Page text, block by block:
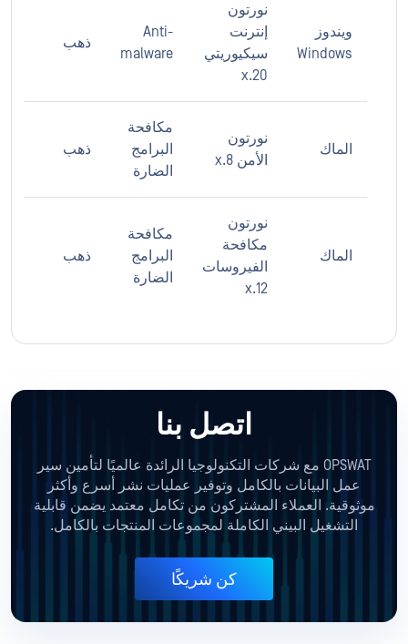
ويندوز
Windows
نورتون
إنترنت
سيكيوريتي
20.x
Anti-
malware
ذهب
الماك
نورتون
الأمن 8.x
مكافحة
البرامج
الضارة
ذهب
الماك
نورتون
مكافحة
الفيروسات
12.x
مكافحة
البرامج
الضارة
ذهب
اتصل بنا
OPSWAT مع شركات التكنولوجيا الرائدة عالميًا لتأمين سير
عمل البيانات بالكامل وتوفير عمليات نشر أسرع وأكثر
موثوقية. العملاء المشتركون من تكامل معتمد يضمن قابلية
التشغيل البيني الكاملة لمجموعات المنتجات بالكامل.
كن شريكًا